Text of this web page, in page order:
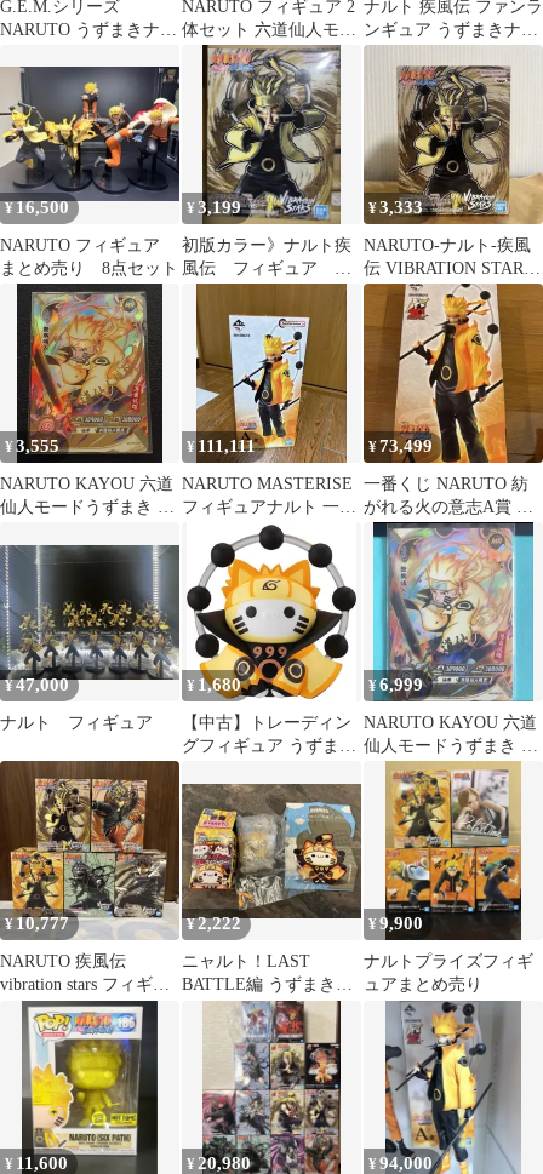
G.E.M.シリーズ
NARUTO うずまきナル
NARUTO フィギュア 2
体セット 六道仙人モー
ド 妖狐の衣
ナルト 疾風伝 ファンラ
ンギュア うずまきナル
ト（六道仙人モード）
¥16,500
NARUTO フィギュア
まとめ売り 8点セット
¥3,199
初版カラー》ナルト疾
風伝 フィギュア う
ずまきナルト 六道仙
¥3,333
NARUTO-ナルト-疾風
伝 VIBRATION STARS
うずまきナルト-Ⅴ
¥3,555
NARUTO KAYOU 六道
仙人モードうずまき ナ
¥ 111,111
NARUTO MASTERISE
フィギュアナルト 一番
くじ紡がれる火の意志
¥73,499
一番くじ NARUTO 紡
がれる火の意志A賞 う
ずまきナルト フィギュ
¥47,000
ナルト フィギュア
¥ 1,680
【中古】トレーディン
グフィギュア うずまき
ド) 「MEGA CAT
PROJECT NARUTO -ナ
ルト-疾風伝 ニャル
ト!LAST BATTLE編」
¥6,999
NARUTO KAYOU 六道
仙人モードうずまき ナ
ルト
¥10,777
NARUTO 疾風伝
vibration stars フィギュ
ア 5つセット
¥2,222
ニャルト！LAST
BATTLE編 うずまきナ
ルト（六道仙人モー
¥9,900
ナルトプライズフィギ
ュアまとめ売り
¥ 11,600 ¥ 20,980 ¥94,000